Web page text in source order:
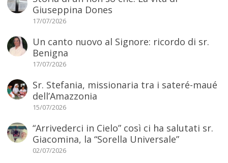
Giuseppina Dones
17/07/2026
Un canto nuovo al Signore: ricordo di sr.
Benigna
17/07/2026
Sr. Stefania, missionaria tra i sateré-maué
dell’Amazzonia
15/07/2026
“Arrivederci in Cielo” così ci ha salutati sr.
Giacomina, la “Sorella Universale”
02/07/2026